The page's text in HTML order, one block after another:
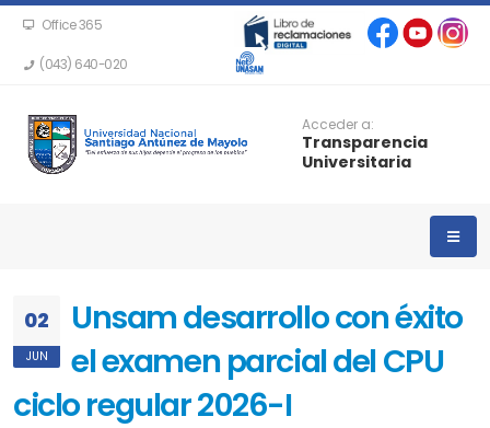
Office 365
(043) 640-020
Acceder a:
Transparencia
Universitaria
02
JUN
Unsam desarrollo con éxito
el examen parcial del CPU
ciclo regular 2026-I